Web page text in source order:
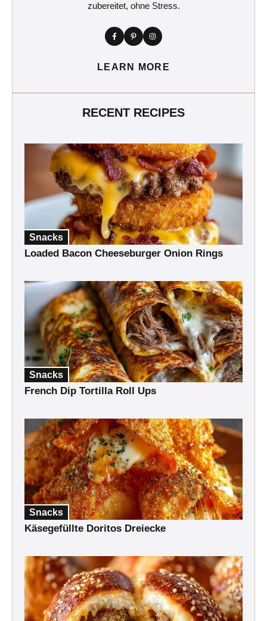
zubereitet, ohne Stress.
LEARN MORE
RECENT RECIPES
Snacks
Loaded Bacon Cheeseburger Onion Rings
Snacks
French Dip Tortilla Roll Ups
Snacks
Käsegefüllte Doritos Dreiecke